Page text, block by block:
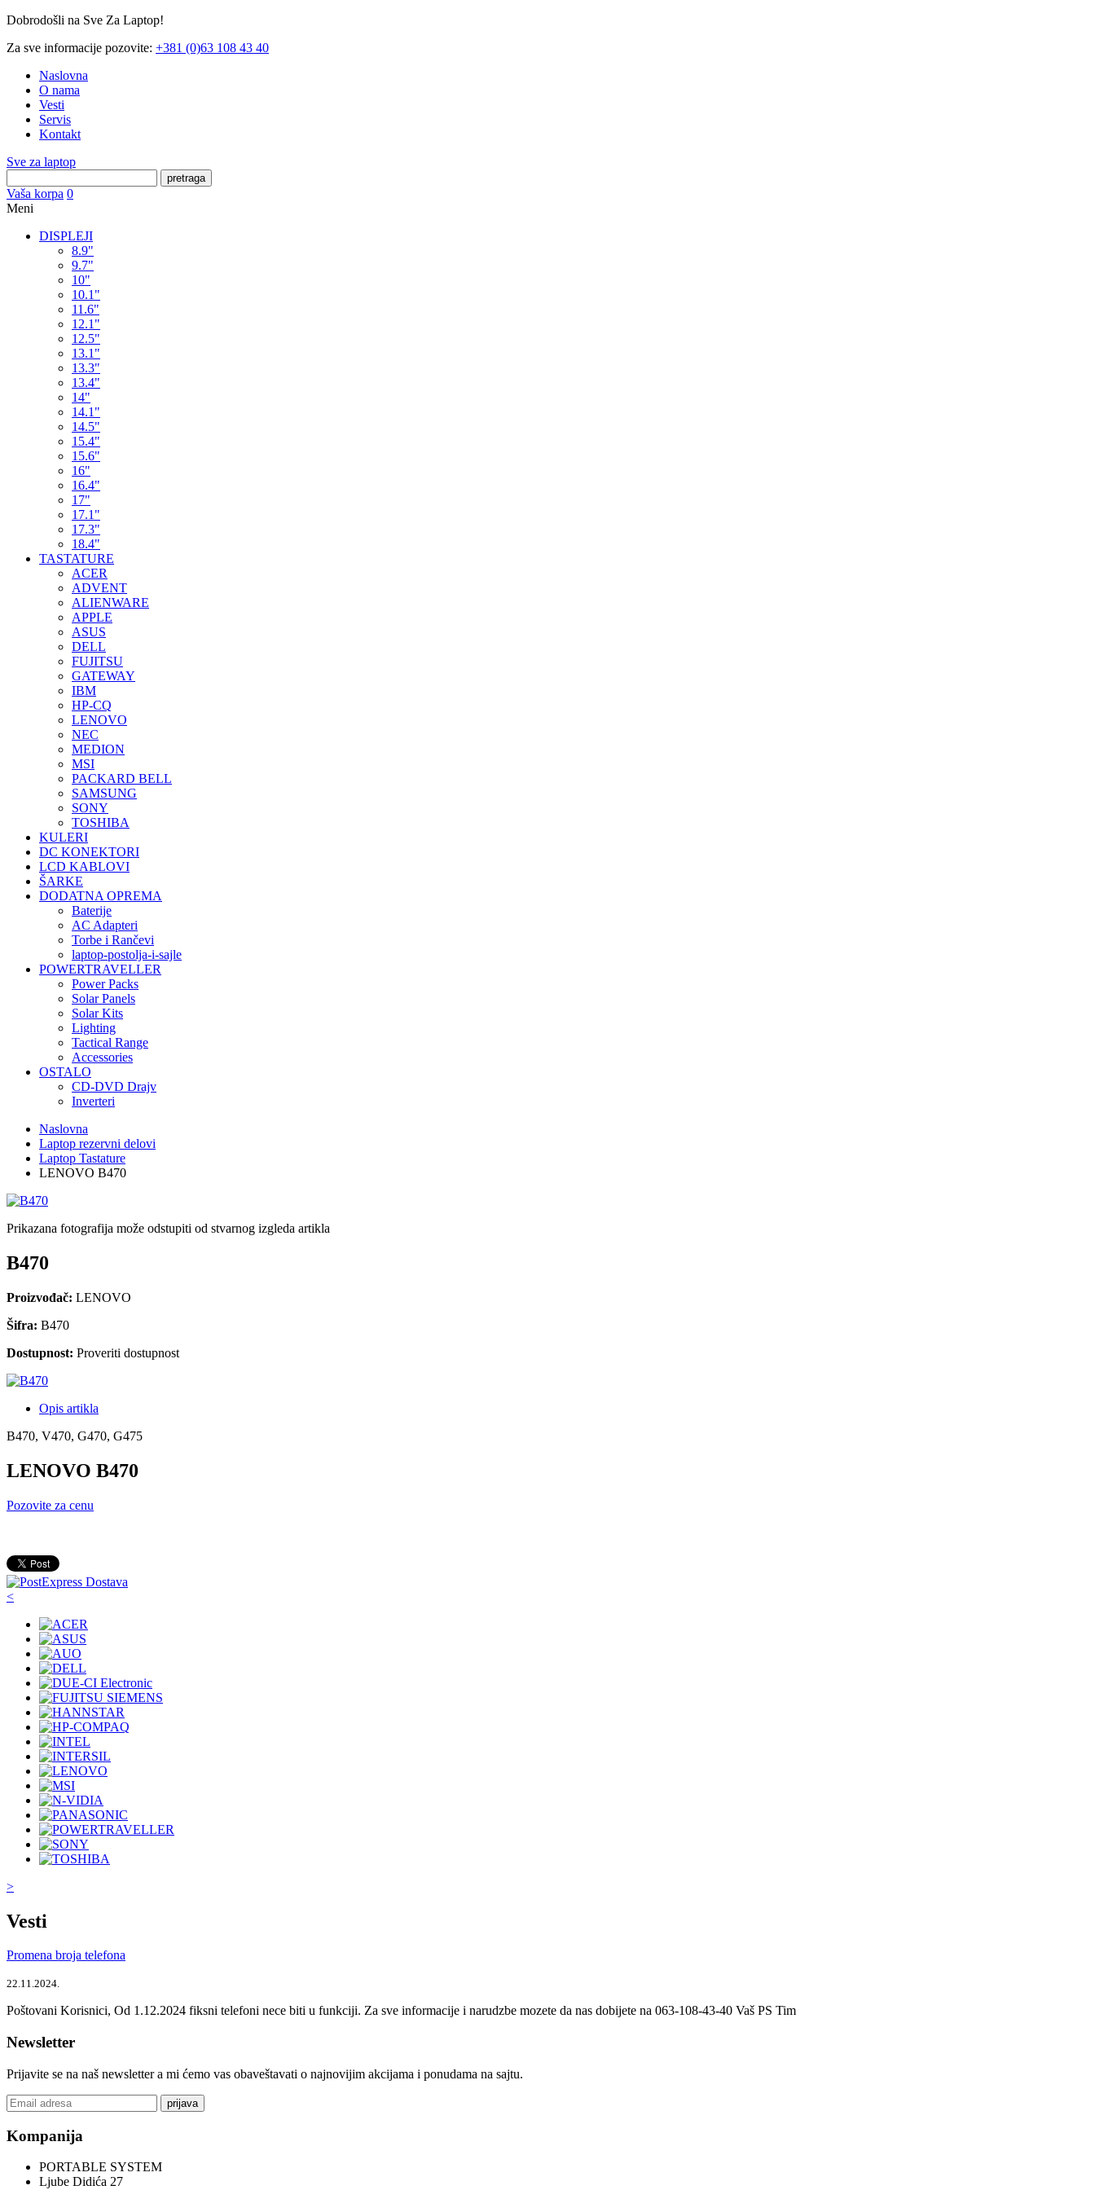
Dobrodošli na Sve Za Laptop!
Za sve informacije pozovite: +381 (0)63 108 43 40
Naslovna
O nama
Vesti
Servis
Kontakt
Sve za laptop
pretraga
Vaša korpa 0
Meni
DISPLEJI
8.9"
9.7"
10"
10.1"
11.6"
12.1"
12.5"
13.1"
13.3"
13.4"
14"
14.1"
14.5"
15.4"
15.6"
16"
16.4"
17"
17.1"
17.3"
18.4"
TASTATURE
ACER
ADVENT
ALIENWARE
APPLE
ASUS
DELL
FUJITSU
GATEWAY
IBM
HP-CQ
LENOVO
NEC
MEDION
MSI
PACKARD BELL
SAMSUNG
SONY
TOSHIBA
KULERI
DC KONEKTORI
LCD KABLOVI
ŠARKE
DODATNA OPREMA
Baterije
AC Adapteri
Torbe i Rančevi
laptop-postolja-i-sajle
POWERTRAVELLER
Power Packs
Solar Panels
Solar Kits
Lighting
Tactical Range
Accessories
OSTALO
CD-DVD Drajv
Inverteri
Naslovna
Laptop rezervni delovi
Laptop Tastature
LENOVO B470
Prikazana fotografija može odstupiti od stvarnog izgleda artikla
B470
Proizvođač: LENOVO
Šifra: B470
Dostupnost: Proveriti dostupnost
Opis artikla
B470, V470, G470, G475
LENOVO B470
Pozovite za cenu
<
>
Vesti
Promena broja telefona
22.11.2024.
Poštovani Korisnici, Od 1.12.2024 fiksni telefoni nece biti u funkciji. Za sve informacije i narudzbe mozete da nas dobijete na 063-108-43-40 Vaš PS Tim
Newsletter
Prijavite se na naš newsletter a mi ćemo vas obaveštavati o najnovijim akcijama i ponudama na sajtu.
prijava
Kompanija
PORTABLE SYSTEM
Ljube Didića 27